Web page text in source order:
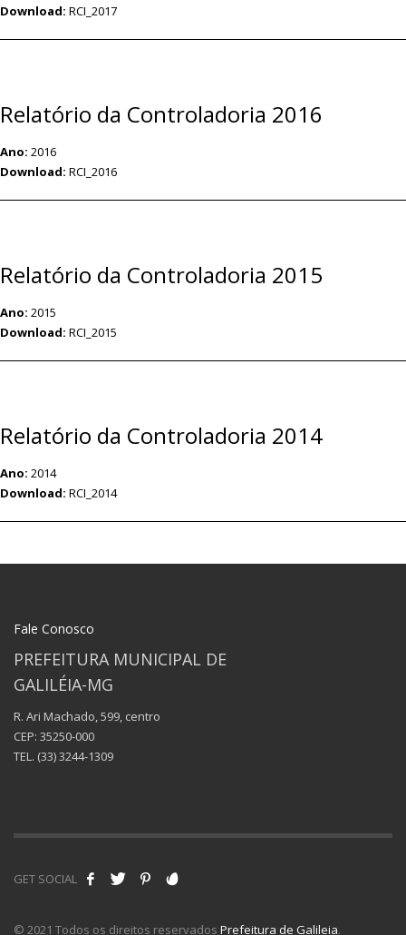
Download: RCI_2017
Relatório da Controladoria 2016
Ano: 2016
Download: RCI_2016
Relatório da Controladoria 2015
Ano: 2015
Download: RCI_2015
Relatório da Controladoria 2014
Ano: 2014
Download: RCI_2014
Fale Conosco
PREFEITURA MUNICIPAL DE
GALILÉIA-MG
R. Ari Machado, 599, centro
CEP: 35250-000
TEL. (33) 3244-1309
GET SOCIAL
© 2021 Todos os direitos reservados Prefeitura de Galileia.